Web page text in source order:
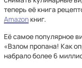
теперь её книга
Amazon книг.
Её самое популярное
«Взлом пропана! Как
набрало более 6